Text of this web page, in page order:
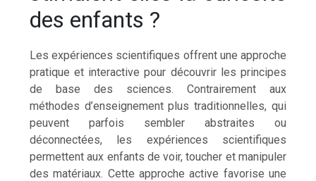
des enfants ?
Les expériences scientifiques offrent une approche
pratique et interactive pour découvrir les principes
de base des sciences. Contrairement aux
méthodes d’enseignement plus traditionnelles, qui
peuvent parfois sembler abstraites ou
déconnectées, les expériences scientifiques
permettent aux enfants de voir, toucher et manipuler
des matériaux. Cette approche active favorise une